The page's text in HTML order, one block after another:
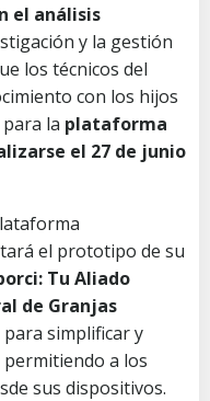
el análisis
y la gestión
los técnicos del
con los hijos
la plataforma
el 27 de junio
el prototipo de su
Tu Aliado
de Granjas
para simplificar y
a los
sus dispositivos.